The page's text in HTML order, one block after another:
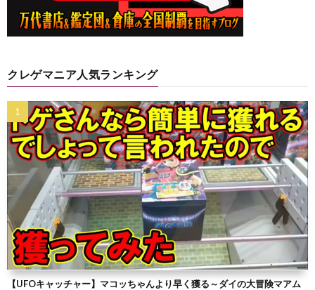
クレゲマニア人気ランキング
【UFOキャッチャー】マコッちゃんより早く獲る～ダイの大冒険マアム